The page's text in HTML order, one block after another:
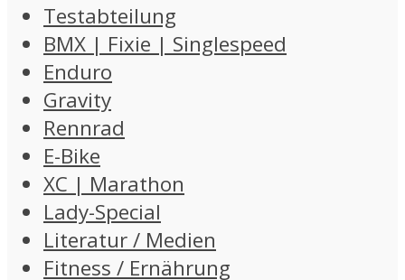
Testabteilung
BMX | Fixie | Singlespeed
Enduro
Gravity
Rennrad
E-Bike
XC | Marathon
Lady-Special
Literatur / Medien
Fitness / Ernährung